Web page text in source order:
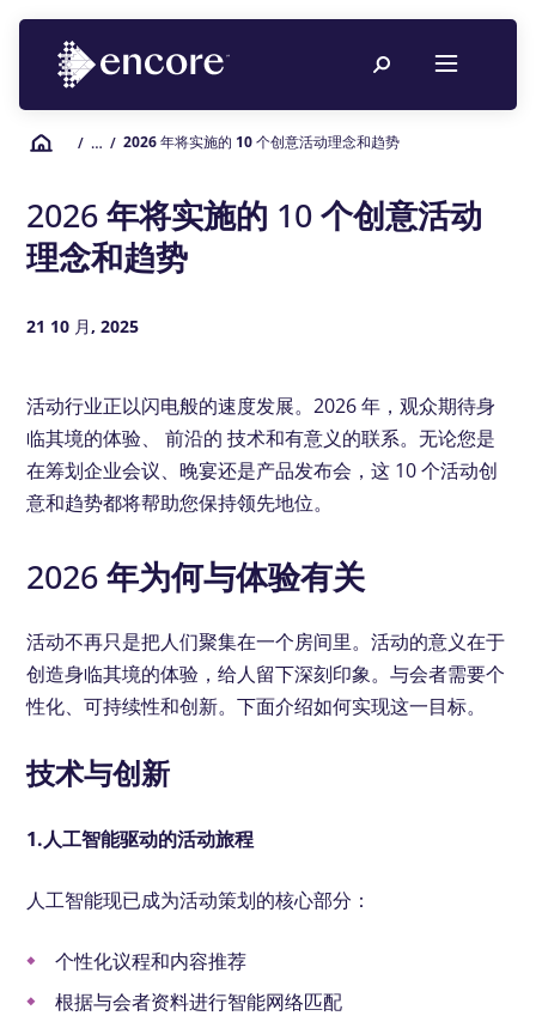
/ … / 2026 年将实施的 10 个创意活动理念和趋势
2026 年将实施的 10 个创意活动
理念和趋势
21 10 月, 2025
活动行业正以闪电般的速度发展。2026 年，观众期待身
临其境的体验、前沿的 技术和有意义的联系。无论您是
在筹划企业会议、晚宴还是产品发布会，这 10 个活动创
意和趋势都将帮助您保持领先地位。
2026 年为何与体验有关
活动不再只是把人们聚集在一个房间里。活动的意义在于
创造身临其境的体验，给人留下深刻印象。与会者需要个
性化、可持续性和创新。下面介绍如何实现这一目标。
技术与创新
1.人工智能驱动的活动旅程
人工智能现已成为活动策划的核心部分：
个性化议程和内容推荐
根据与会者资料进行智能网络匹配